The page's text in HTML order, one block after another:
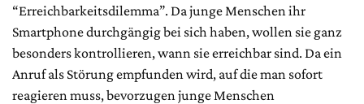
“Erreichbarkeitsdilemma”. Da junge Menschen ihr
Smartphone durchgängig bei sich haben, wollen sie ganz
besonders kontrollieren, wann sie erreichbar sind. Da ein
Anruf als Störung empfunden wird, auf die man sofort
reagieren muss, bevorzugen junge Menschen